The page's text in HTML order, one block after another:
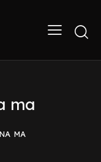
ma
MA